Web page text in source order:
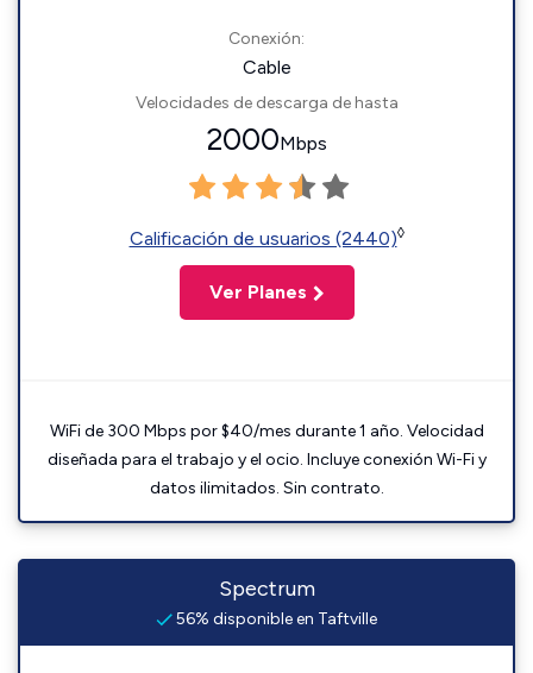
Conexión:
Cable
Velocidades de descarga de hasta
2000Mbps
Calificación de usuarios (2440)◊
Ver Planes
WiFi de 300 Mbps por $40/mes durante 1 año. Velocidad
diseñada para el trabajo y el ocio. Incluye conexión Wi-Fi y
datos ilimitados. Sin contrato.
Spectrum
56% disponible en Taftville